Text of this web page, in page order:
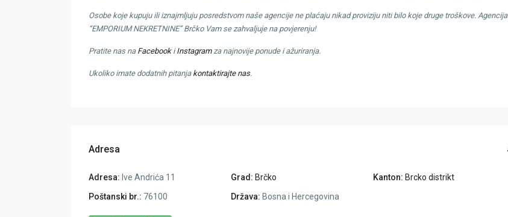
Osobe koje kupuju ili iznajmljuju posredstvom naše agencije ne plaćaju nikad proviziju niti bilo koje druge troškove. Agencija
“EMPORIUM NEKRETNINE” Brčko Vam se zahvaljuje na povjerenju!
Pratite nas na FacebookiInstagramza najnovije ponude i ažuriranja.
Ukoliko imate dodatnih pitanja kontaktirajte nas.
Adresa
Adresa: Ive Andrića 11 Grad: Brčko Kanton: Brcko distrikt
Poštanski br.: 76100 Država: Bosna i Hercegovina